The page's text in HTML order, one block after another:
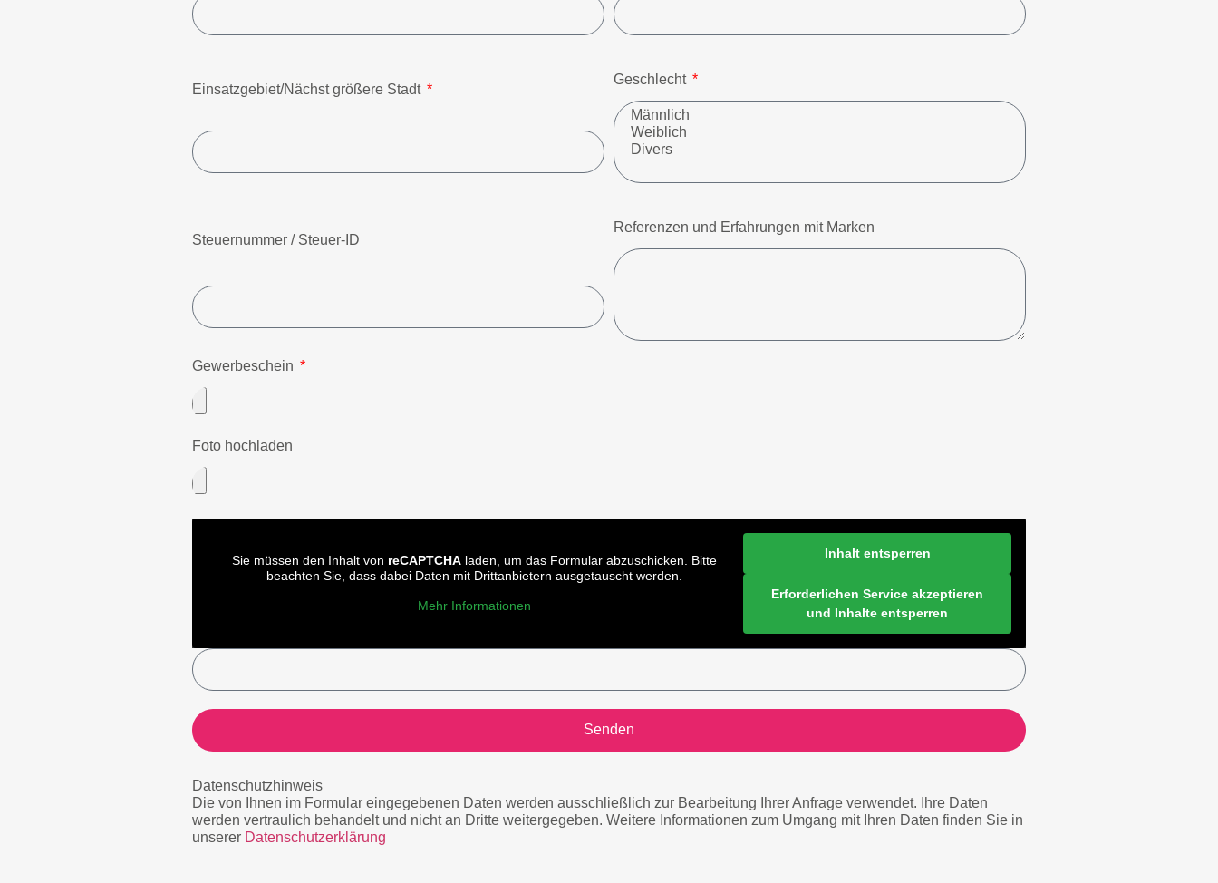
Einsatzgebiet/Nächst größere Stadt
Geschlecht
Steuernummer / Steuer-ID
Referenzen und Erfahrungen mit Marken
Gewerbeschein
Foto hochladen
Sie müssen den Inhalt von reCAPTCHA laden, um das Formular abzuschicken. Bitte
beachten Sie, dass dabei Daten mit Drittanbietern ausgetauscht werden.
Mehr Informationen
Inhalt entsperren
Erforderlichen Service akzeptieren
und Inhalte entsperren
Senden
Datenschutzhinweis
Die von Ihnen im Formular eingegebenen Daten werden ausschließlich zur Bearbeitung Ihrer Anfrage verwendet. Ihre Daten
werden vertraulich behandelt und nicht an Dritte weitergegeben. Weitere Informationen zum Umgang mit Ihren Daten finden Sie in
unserer Datenschutzerklärung